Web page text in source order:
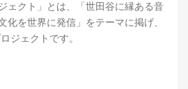
ェクト」とは、「世田谷に縁ある音
化を世界に発信」をテーマに掲げ、
ジェクトです。